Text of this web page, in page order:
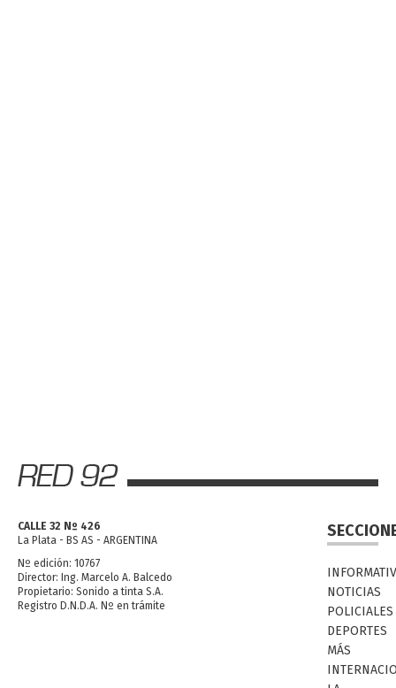
CALLE 32 Nº 426
La Plata - BS AS - ARGENTINA
Nº edición: 10767
Director: Ing. Marcelo A. Balcedo
Propietario: Sonido a tinta S.A.
Registro D.N.D.A. Nº en trámite
NOTICIAS
POLICIALES
DEPORTES
MÁS